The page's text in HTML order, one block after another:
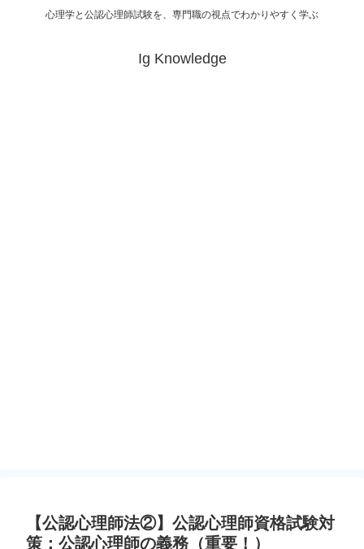
心理学と公認心理師試験を、専門職の視点でわかりやすく学ぶ
Ig Knowledge
【公認心理師法②】公認心理師資格試験対
策：公認心理師の義務（重要！）